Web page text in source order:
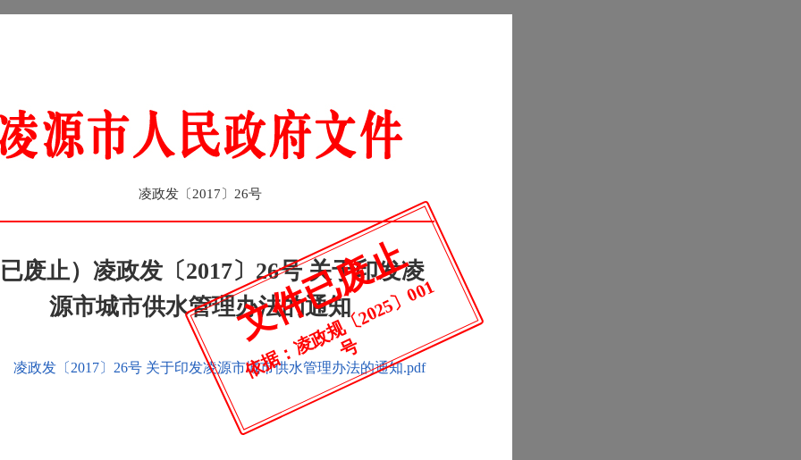
文件已废止
依
据
：
凌
政
规
〔
2
0
2
5
〕
0
0
1
号
凌政发〔2017〕26号
废止）凌政发〔2017〕26号 关于印发凌
源市城市供水管理办法的通知
凌政发〔2017〕26号 关于印发凌源市城市供水管理办法的通知.pdf